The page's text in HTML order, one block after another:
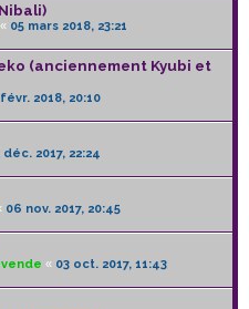
« 05 mars 2018, 23:21
(anciennement Kyubi et
2018, 20:10
déc. 2017, 22:24
06 nov. 2017, 20:45
« 03 oct. 2017, 11:43